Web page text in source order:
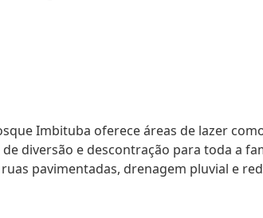
Imbituba oferece áreas de lazer
diversão e descontração para toda a
pavimentadas, drenagem pluvial e